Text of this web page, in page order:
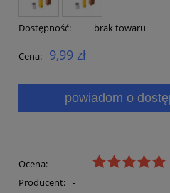
Dostępność: brak towaru
Cena: 9,99 zł
powiadom o
Ocena:
Producent: -